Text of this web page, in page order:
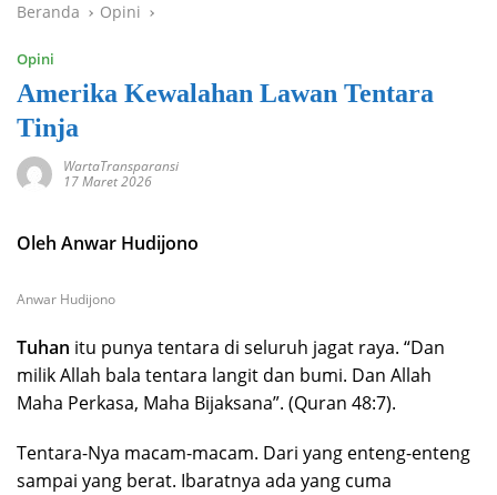
Beranda Opini
Opini
Amerika Kewalahan Lawan Tentara
Tinja
WartaTransparansi
17 Maret 2026
Oleh Anwar Hudijono
Anwar Hudijono
Tuhan itu punya tentara di seluruh jagat raya. “Dan
milik Allah bala tentara langit dan bumi. Dan Allah
Maha Perkasa, Maha Bijaksana”. (Quran 48:7).
Tentara-Nya macam-macam. Dari yang enteng-enteng
sampai yang berat. Ibaratnya ada yang cuma